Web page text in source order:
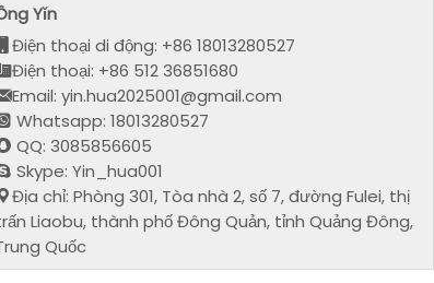
Yǐn
Điện thoại di động: +86 18013280527
Điện thoại: +86 512 36851680
Email: yin.hua2025001@gmail.com
Whatsapp: 18013280527
QQ: 3085856605
Skype: Yin_hua001
Địa chỉ: Phòng 301, Tòa nhà 2, số 7, đường Fulei, thị
Liaobu, thành phố Đông Quản, tỉnh Quảng Đông,
Quốc